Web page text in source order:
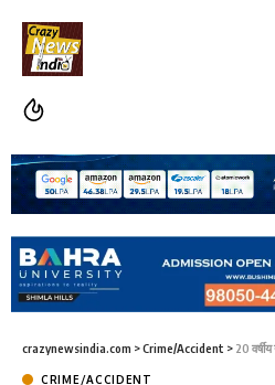
crazynewsindia.com >Crime/Accident > 20
CRIME/ACCIDENT